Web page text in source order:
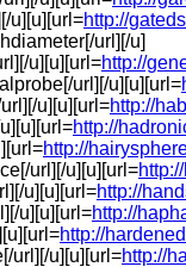
u][u][url=http://
url][/u]
u][u][url=http://
url][/u][u][url=
u][u][url=http://
http://
http://
url][/u][u][url=
u][u][url=http://
u][u][url=http://
http://
url][/u][u][url=http://